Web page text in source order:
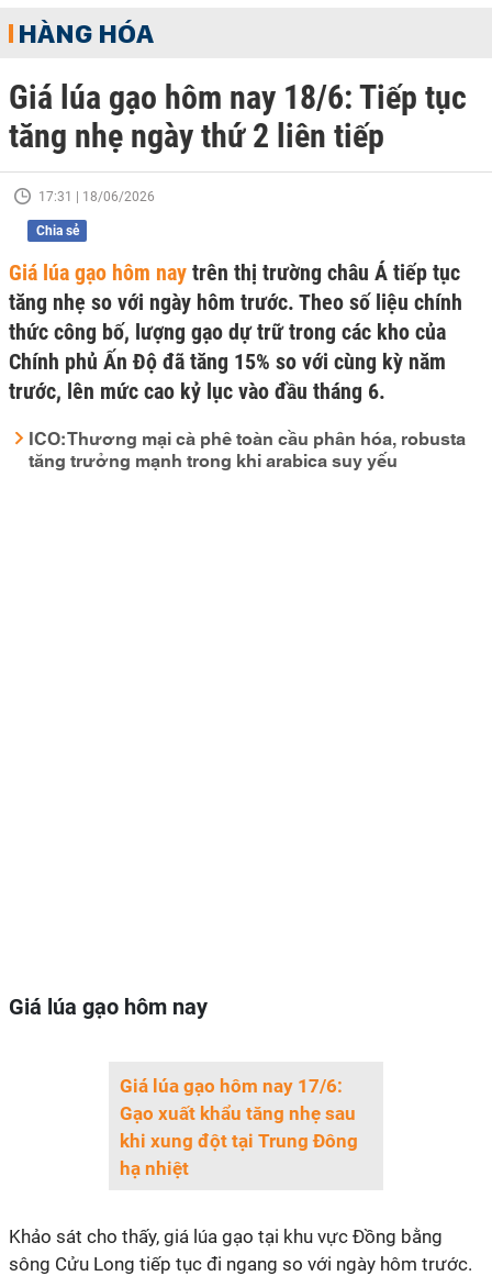
HÀNG HÓA
Giá lúa gạo hôm nay 18/6: Tiếp tục
tăng nhẹ ngày thứ 2 liên tiếp
17:31 | 18/06/2026
Chia sẻ
Giá lúa gạo hôm nay trên thị trường châu Á tiếp tục
tăng nhẹ so với ngày hôm trước. Theo số liệu chính
thức công bố, lượng gạo dự trữ trong các kho của
Chính phủ Ấn Độ đã tăng 15% so với cùng kỳ năm
trước, lên mức cao kỷ lục vào đầu tháng 6.
ICO: Thương mại cà phê toàn cầu phân hóa, robusta
tăng trưởng mạnh trong khi arabica suy yếu
Giá lúa gạo hôm nay
Giá lúa gạo hôm nay 17/6:
Gạo xuất khẩu tăng nhẹ sau
khi xung đột tại Trung Đông
hạ nhiệt
Khảo sát cho thấy, giá lúa gạo tại khu vực Đồng bằng
sông Cửu Long tiếp tục đi ngang so với ngày hôm trước.